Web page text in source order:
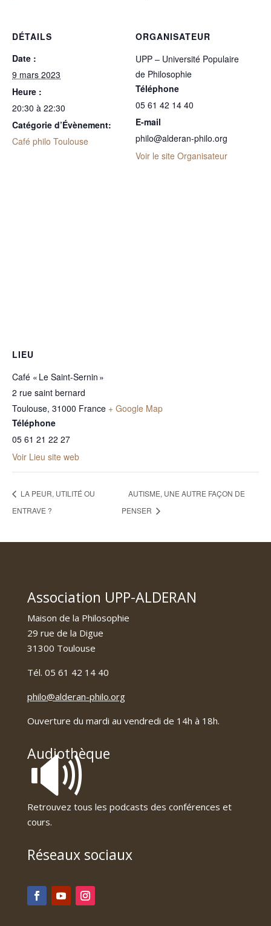
DÉTAILS
Date :
9 mars 2023
Heure :
20:30 à 22:30
Catégorie d’Évènement:
Café philo Toulouse
ORGANISATEUR
UPP – Université Populaire
de Philosophie
Téléphone
05 61 42 14 40
E-mail
philo@alderan-philo.org
Voir le site Organisateur
LIEU
Café « Le Saint-Sernin »
2 rue saint bernard
Toulouse, 31000 France + Google Map
Téléphone
05 61 21 22 27
Voir Lieu site web
LA PEUR, UTILITÉ OU
ENTRAVE ?
AUTISME, UNE AUTRE FAÇON DE
PENSER
Association UPP-ALDERAN
Maison de la Philosophie
29 rue de la Digue
31300 Toulouse
Tél. 05 61 42 14 40
philo@alderan-philo.org
Ouverture du mardi au vendredi de 14h à 18h.
Audiothèque
🔊
Retrouvez tous les podcasts des conférences et
cours.
Réseaux sociaux